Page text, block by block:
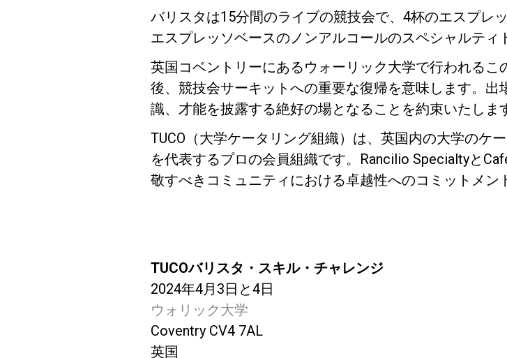
バリスタは15分間のライブの競技会で、4杯のエスプレ
エスプレッソベースのノンアルコールのスペシャルティ
英国コベントリーにあるウォーリック大学で行われる
後、競技会サーキットへの重要な復帰を意味します。
識、才能を披露する絶好の場となることを約束いたしま
TUCO（大学ケータリング組織）は、英国内の大学のケ
を代表するプロの会員組織です。Rancilio Specialtyと
敬すべきコミュニティにおける卓越性へのコミットメン
TUCOバリスタ・スキル・チャレンジ
2024年4月3日と4日
ウォリック大学
Coventry CV4 7AL
英国
プライバシーポリシー